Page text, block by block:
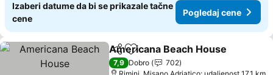
Izaberi datume da bi se prikazale tačne
cene
Pogledaj cene
Deli Dodati u favorite
Americana Beach House
7,9 Dobro
702